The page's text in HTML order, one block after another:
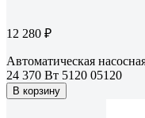
12 280 ₽
Автоматическая
24 370 Вт 5120 05120
В корзину